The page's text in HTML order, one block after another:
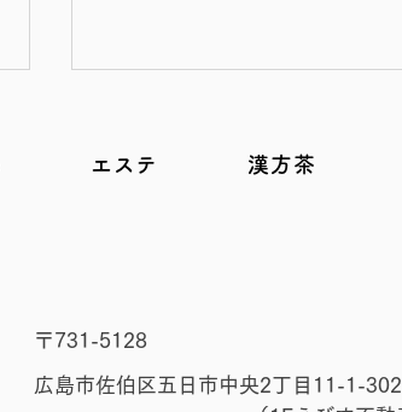
食習慣と思考の関係】｜ゆら
エステ 漢方茶
​〒731-5128
広島市佐伯区五日市中央2丁目11-1-302